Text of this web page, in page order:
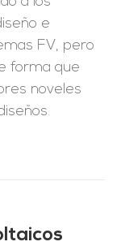
e
FV, pero
forma que
noveles